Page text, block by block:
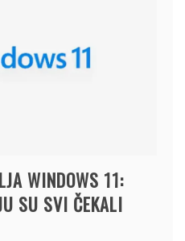
WINDOWS 11:
SU SVI ČEKALI